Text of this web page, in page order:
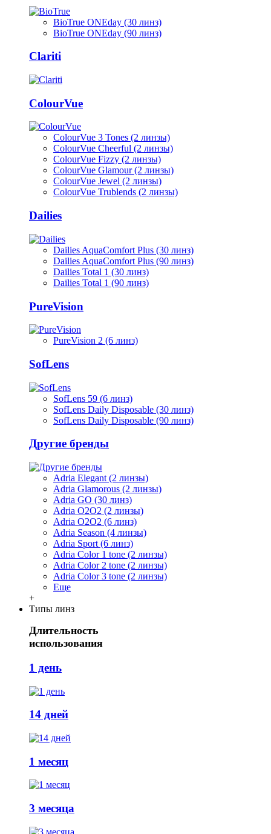
BioTrue ONEday (30 линз)
BioTrue ONEday (90 линз)
Clariti
ColourVue
ColourVue 3 Tones (2 линзы)
ColourVue Cheerful (2 линзы)
ColourVue Fizzy (2 линзы)
ColourVue Glamour (2 линзы)
ColourVue Jewel (2 линзы)
ColourVue Trublends (2 линзы)
Dailies
Dailies AquaComfort Plus (30 линз)
Dailies AquaComfort Plus (90 линз)
Dailies Total 1 (30 линз)
Dailies Total 1 (90 линз)
PureVision
PureVision 2 (6 линз)
SofLens
SofLens 59 (6 линз)
SofLens Daily Disposable (30 линз)
SofLens Daily Disposable (90 линз)
Другие бренды
Adria Elegant (2 линзы)
Adria Glamorous (2 линзы)
Adria GO (30 линз)
Adria O2O2 (2 линзы)
Adria O2O2 (6 линз)
Adria Season (4 линзы)
Adria Sport (6 линз)
Adria Сolor 1 tone (2 линзы)
Adria Сolor 2 tone (2 линзы)
Adria Сolor 3 tone (2 линзы)
Еще
+
Типы линз
Длительность
использования
1 день
14 дней
1 месяц
3 месяца